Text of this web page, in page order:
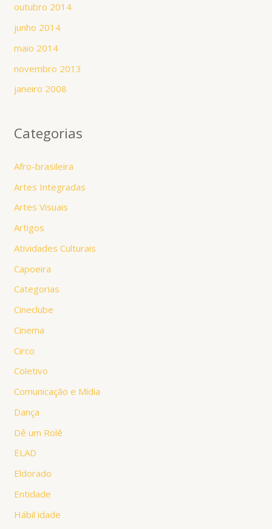
outubro 2014
junho 2014
maio 2014
novembro 2013
janeiro 2008
Categorias
Afro-brasileira
Artes Integradas
Artes Visuais
Artigos
Atividades Culturais
Capoeira
Categorias
Cineclube
Cinema
Circo
Coletivo
Comunicação e Mídia
Dança
Dê um Rolê
ELAD
Eldorado
Entidade
Hábil idade